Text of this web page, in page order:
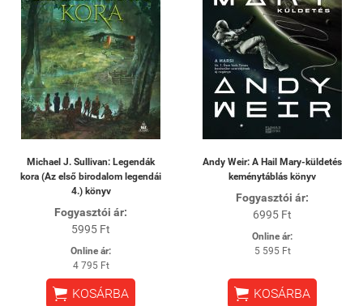
Michael J. Sullivan: Legendák
kora (Az első birodalom legendái
4.) könyv
Fogyasztói ár:
5995 Ft
Online ár:
4 795 Ft
 KOSÁRBA
Andy Weir: A Hail Mary-küldetés
keménytáblás könyv
Fogyasztói ár:
6995 Ft
Online ár:
5 595 Ft
 KOSÁRBA